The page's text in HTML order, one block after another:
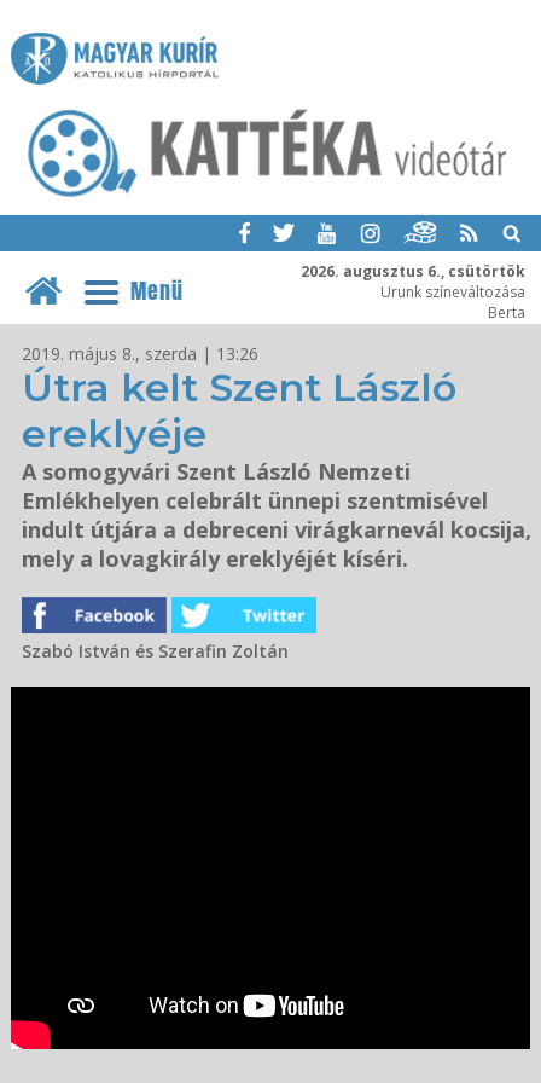
2026. augusztus 6., csütörtök
Urunk színeváltozása
Berta
Menü
2019. május 8., szerda | 13:26
Útra kelt Szent László
ereklyéje
A somogyvári Szent László Nemzeti
Emlékhelyen celebrált ünnepi szentmisével
indult útjára a debreceni virágkarnevál kocsija,
mely a lovagkirály ereklyéjét kíséri.
Szabó István és Szerafin Zoltán